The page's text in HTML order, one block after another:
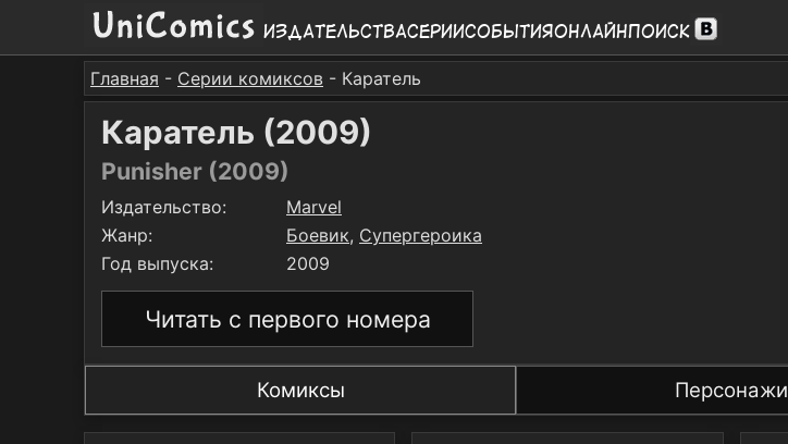
ИздательстваСерииСобытияОнлайнПоиск
Главная - Серии комиксов - Каратель
Каратель (2009)
Punisher (2009)
Издательство:
Marvel
Жанр:
Боевик, Супергероика
Год выпуска:
2009
Читать с первого номера
Комиксы Персонажи